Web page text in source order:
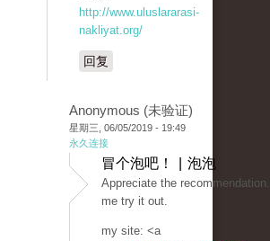
http://www.uluslararasi-
nakliyat.org/
回复
Anonymous (未验证)
星期三, 06/05/2019 - 19:49
永久连接
冒个泡吧！ | 泡泡
Appreciate the
me try it out.
my site: <a